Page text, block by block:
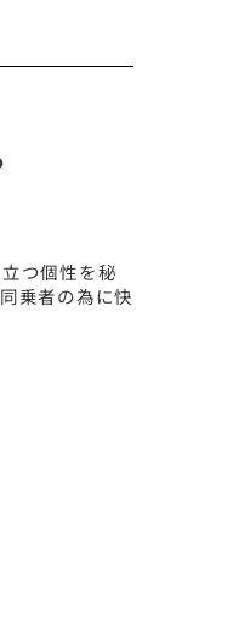
つ個性を秘
乗者の為に快